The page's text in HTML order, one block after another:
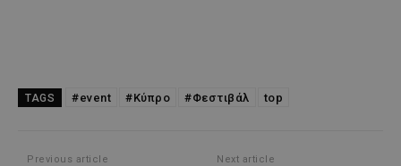
TAGS #event #Κύπρο #Φεστιβάλ top
Previous article Next article